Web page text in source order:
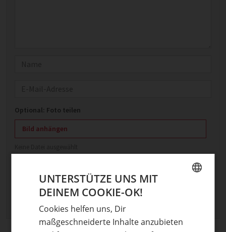
Optional: Foto teilen
Bild anhängen
UNTERSTÜTZE UNS MIT
DEINEM COOKIE-OK!
Cookies helfen uns, Dir
maßgeschneiderte Inhalte anzubieten